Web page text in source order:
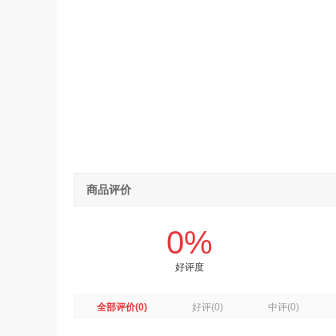
商品评价
0%
好评度
全部评价(0) 好评(0) 中评(0)